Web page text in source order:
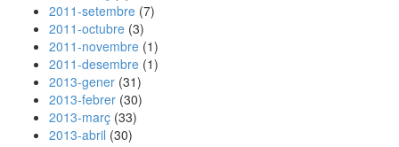
2011-setembre (7)
2011-octubre (3)
2011-novembre (1)
2011-desembre (1)
2013-gener (31)
2013-febrer (30)
2013-març (33)
2013-abril (30)